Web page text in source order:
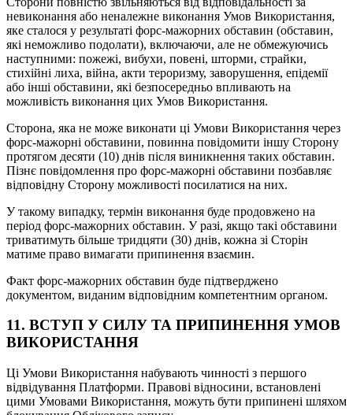
невиконання або неналежне виконання Умов Використання,
яке сталося у результаті форс-мажорних обставин (обставин,
які неможливо подолати), включаючи, але не обмежуючись
наступними: пожежі, вибухи, повені, шторми, страйки,
стихійні лиха, війна, акти тероризму, заворушення, епідемії
або інші обставини, які безпосередньо впливають на
можливість виконання цих Умов Використання.
Сторона, яка не може виконати ці Умови Використання через
форс-мажорні обставини, повинна повідомити іншу Сторону
протягом десяти (10) днів після виникнення таких обставин.
Пізнє повідомлення про форс-мажорні обставини позбавляє
відповідну Сторону можливості посилатися на них.
У такому випадку, термін виконання буде продовжено на
період форс-мажорних обставин. У разі, якщо такі обставини
триватимуть більше тридцяти (30) днів, кожна зі Сторін
матиме право вимагати припинення взаємин.
Факт форс-мажорних обставин буде підтверджено
документом, виданим відповідним компетентним органом.
11. ВСТУП У СИЛУ ТА ПРИПИНЕННЯ УМОВ
ВИКОРИСТАННЯ
Ці Умови Використання набувають чинності з першого
відвідування Платформи. Правові відносини, встановлені
цими Умовами Використання, можуть бути припинені шляхом